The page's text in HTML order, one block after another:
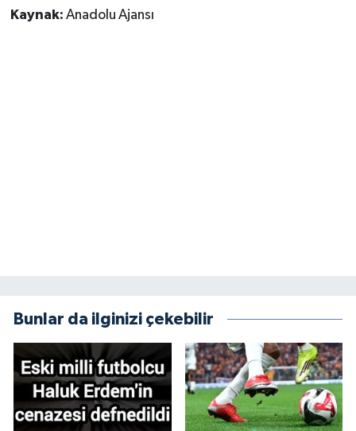
Kaynak: Anadolu Ajansı
Bunlar da ilginizi çekebilir